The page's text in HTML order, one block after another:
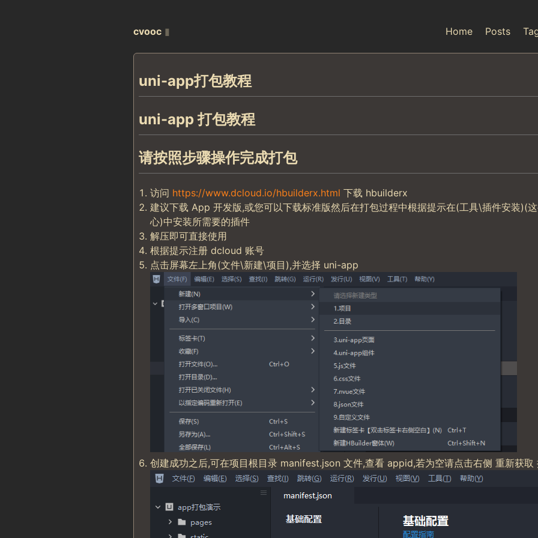
cvooc ▮ Home Posts
uni-app打包教程
uni-app 打包教程
请按照步骤操作完成打包
访问 https://www.dcloud.io/hbuilderx.html 下载 hbuilderx
建议下载 App 开发版,或您可以下载标准版然后在打包过程中根据提示在(工具\插件安装)(
心)中安装所需要的插件
解压即可直接使用
根据提示注册 dcloud 账号
点击屏幕左上角(文件\新建\项目),并选择 uni-app
创建成功之后,可在项目根目录 manifest.json 文件,查看 appid,若为空请点击右侧 重新获取